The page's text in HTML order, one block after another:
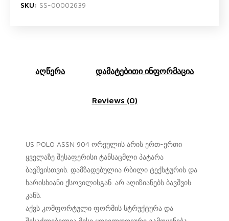
SKU: SS-00002639
აღწერა დამატებითი ინფორმაცია
Reviews (0)
US POLO ASSN 904 ორეულის არის ერთ-ერთი
ყველაზე შესაფერისი ტანსაცმლი პატარა
ბავშვისთვის. დამზადებულია რბილი ტექსტურის და
ხარისხიანი ქსოვილისგან. არ აღიზიანებს ბავშვის
კანს.
აქვს კომფორტული ფორმის სტრუქტურა და